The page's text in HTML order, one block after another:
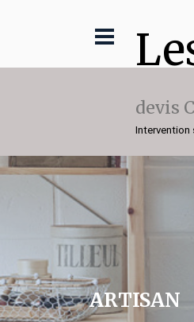
devis
Intervention
ARTISAN